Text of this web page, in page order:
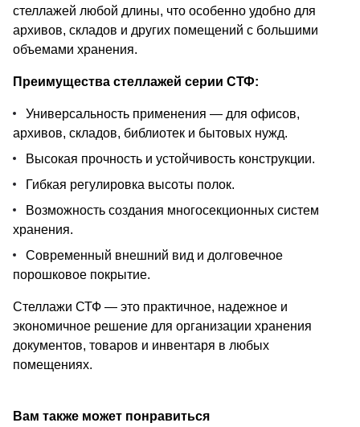
стеллажей любой длины, что особенно удобно для
архивов, складов и других помещений с большими
объемами хранения.
Преимущества стеллажей серии СТФ:
Универсальность применения — для офисов,
архивов, складов, библиотек и бытовых нужд.
Высокая прочность и устойчивость конструкции.
Гибкая регулировка высоты полок.
Возможность создания многосекционных систем
хранения.
Современный внешний вид и долговечное
порошковое покрытие.
Стеллажи СТФ — это практичное, надежное и
экономичное решение для организации хранения
документов, товаров и инвентаря в любых
помещениях.
Вам также может понравиться